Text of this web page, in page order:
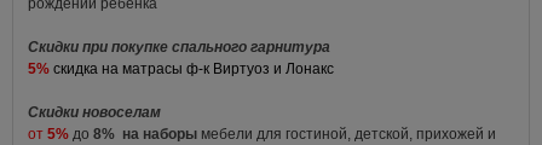
рождении ребенка
Скидки при покупке спального гарнитура
5% скидка на матрасы ф-к Виртуоз и Лонакс
Скидки новоселам
от 5% до 8% на наборы мебели для гостиной, детской, прихожей и